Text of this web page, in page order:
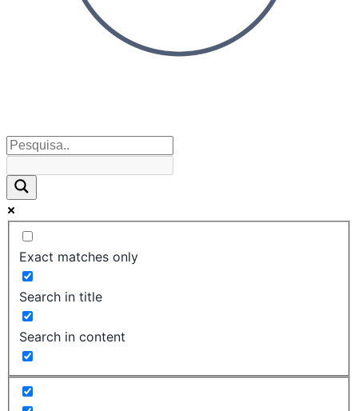
Exact matches only
Search in title
Search in content